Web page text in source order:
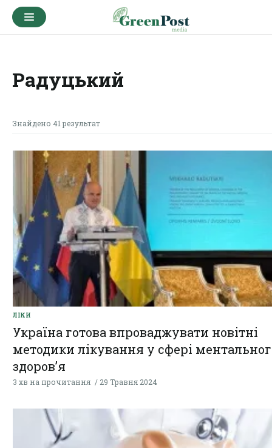
Радуцький
Знайдено 41 результат
ЛІКИ
Україна готова впроваджувати новітні
методики лікування у сфері
здоров’я
3 хв на прочитання 29 Травня 2024